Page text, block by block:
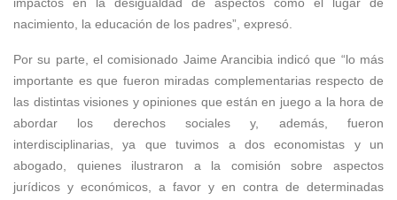
impactos en la desigualdad de aspectos como el lugar de
nacimiento, la educación de los padres”, expresó.
Por su parte, el comisionado Jaime Arancibia indicó que “lo más
importante es que fueron miradas complementarias respecto de
las distintas visiones y opiniones que están en juego a la hora de
abordar los derechos sociales y, además, fueron
interdisciplinarias, ya que tuvimos a dos economistas y un
abogado, quienes ilustraron a la comisión sobre aspectos
jurídicos y económicos, a favor y en contra de determinadas